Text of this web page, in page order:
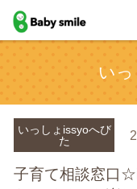
baby smile
い
いっしょissyoへび
た
子育て相談窓口